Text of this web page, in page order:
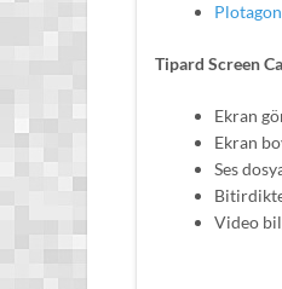
Tipard Screen
Ekran
Ekran
Ses
Video